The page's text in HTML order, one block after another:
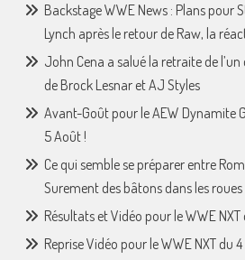
Backstage WWE News : Plans pour
Lynch après le retour de Raw, la
John Cena a salué la retraite de
de Brock Lesnar et AJ Styles
Avant-Goût pour le AEW Dynamite
5 Août !
Ce qui semble se préparer entre
Surement des bâtons dans les roues
Résultats et Vidéo pour le WWE
Reprise Vidéo pour le WWE NXT du